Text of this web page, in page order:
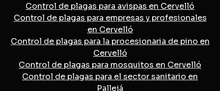
Control de plagas para avispas en Cervelló
Control de plagas para empresas y profesionales
en Cervelló
Control de plagas para la procesionaria de pino en
Cervelló
Control de plagas para mosquitos en Cervelló
Control de plagas para el sector sanitario en
Pallejá